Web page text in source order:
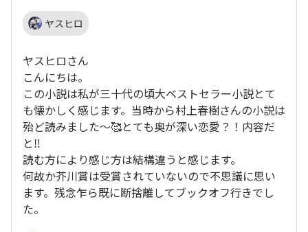
ヤスヒロ
ヤスヒロさん
こんにちは。
この小説は私が三十代の頃大ベストセラー小説とて
も懐かしく感じます。当時から村上春樹さんの小説は
殆ど読みました〜🥰とても奥が深い恋愛？！内容だ
と‼️
読む方により感じ方は結構違うと感じます。
何故か芥川賞は受賞されていないので不思議に思い
ます。残念乍ら既に断捨離してブックオフ行きでし
た。